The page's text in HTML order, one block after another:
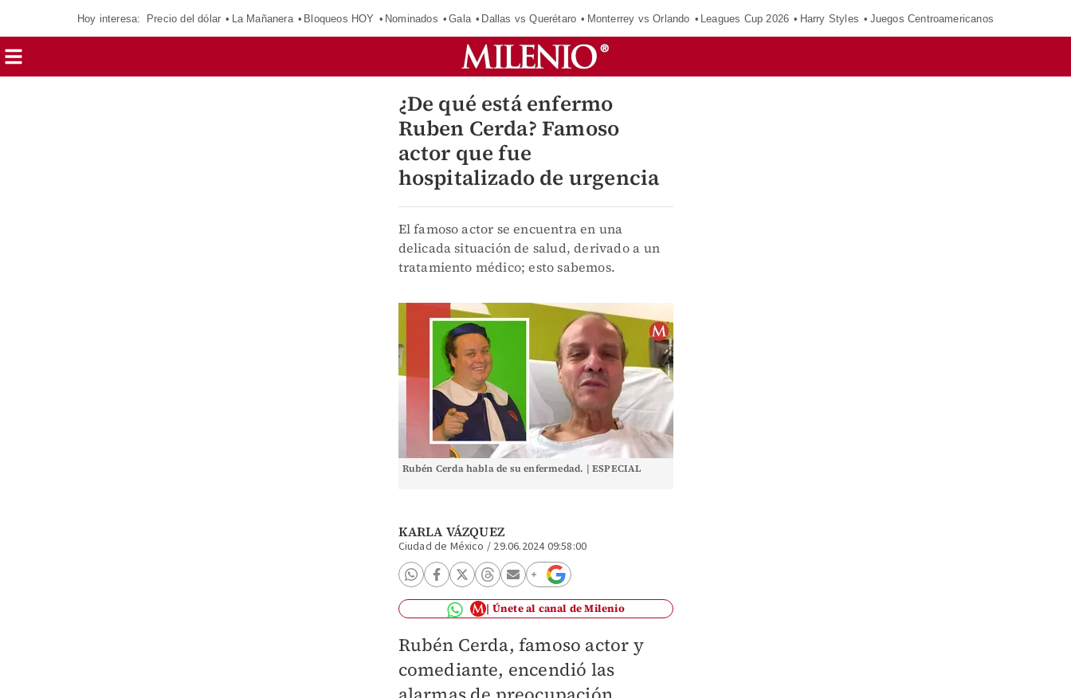
Hoy interesa: Precio del dólar La Mañanera Bloqueos HOY Nominados Gala Dallas vs Querétaro Monterrey vs Orlando Leagues Cup 2026 Harry Styles Juegos Centroamericanos
¿De qué está enfermo
Ruben Cerda? Famoso
actor que fue
hospitalizado de urgencia
El famoso actor se encuentra en una
delicada situación de salud, derivado a un
tratamiento médico; esto sabemos.
Rubén Cerda habla de su enfermedad. | ESPECIAL
KARLA VÁZQUEZ
Ciudad de México / 29.06.2024 09:58:00
Únete al canal de Milenio
Rubén Cerda, famoso actor y
comediante, encendió las